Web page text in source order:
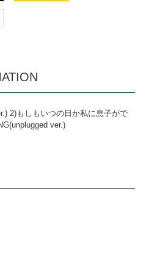
2)もしもいつの日か私に息子がで
ver.)